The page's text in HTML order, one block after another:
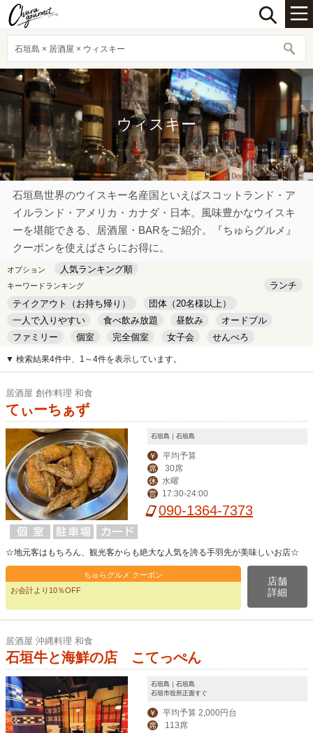
石垣島 × 居酒屋 × ウィスキー
ウィスキー
石垣島世界のウイスキー名産国といえばスコットランド・ア
イルランド・アメリカ・カナダ・日本。風味豊かなウイスキ
ーを堪能できる、居酒屋・BARをご紹介。『ちゅらグルメ』
クーポンを使えばさらにお得に。
オプション 人気ランキング順
キーワードランキング
ランチ
テイクアウト（お持ち帰り）
団体（20名様以上）
一人で入りやすい
食べ飲み放題 昼飲み
オードブル
ファミリー
個室 完全個室 女子会
せんべろ
キッズルーム
安い デート
▼ 検索結果4件中、1～4件を表示しています。
居酒屋 創作料理 和食
てぃーちぁず
石垣島｜石垣島
￥ 平均予算
席 30席
休 水曜
営 17:30-24:00
090-1364-7373
☆地元客はもちろん、観光客からも絶大な人気を誇る手羽先が美味しいお店☆
ちゅらグルメ クーポン
お会計より10％OFF
店舗
詳細
居酒屋 沖縄料理 和食
石垣牛と海鮮の店 こてっぺん
石垣島｜石垣島
石垣市役所正面すぐ
￥ 平均予算 2,000円台
席 113席